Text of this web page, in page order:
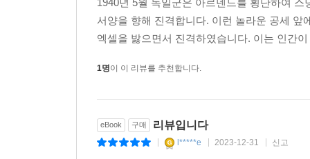
1940년 5월 독일군은 아르덴느를 횡단하여
서양을 향해 진격합니다. 이런 놀라운 공세
엑셀을 밣으면서 진격하였습니다. 이는 인간
1명이 이 리뷰를 추천합니다.
eBook 구매 리뷰입니다
l*****e 2023-12-31 신고